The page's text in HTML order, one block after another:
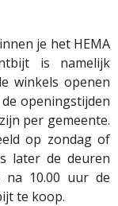
je het HEMA
is namelijk
winkels openen
openingstijden
per gemeente.
op zondag of
later de deuren
na 10.00 uur de
te koop.